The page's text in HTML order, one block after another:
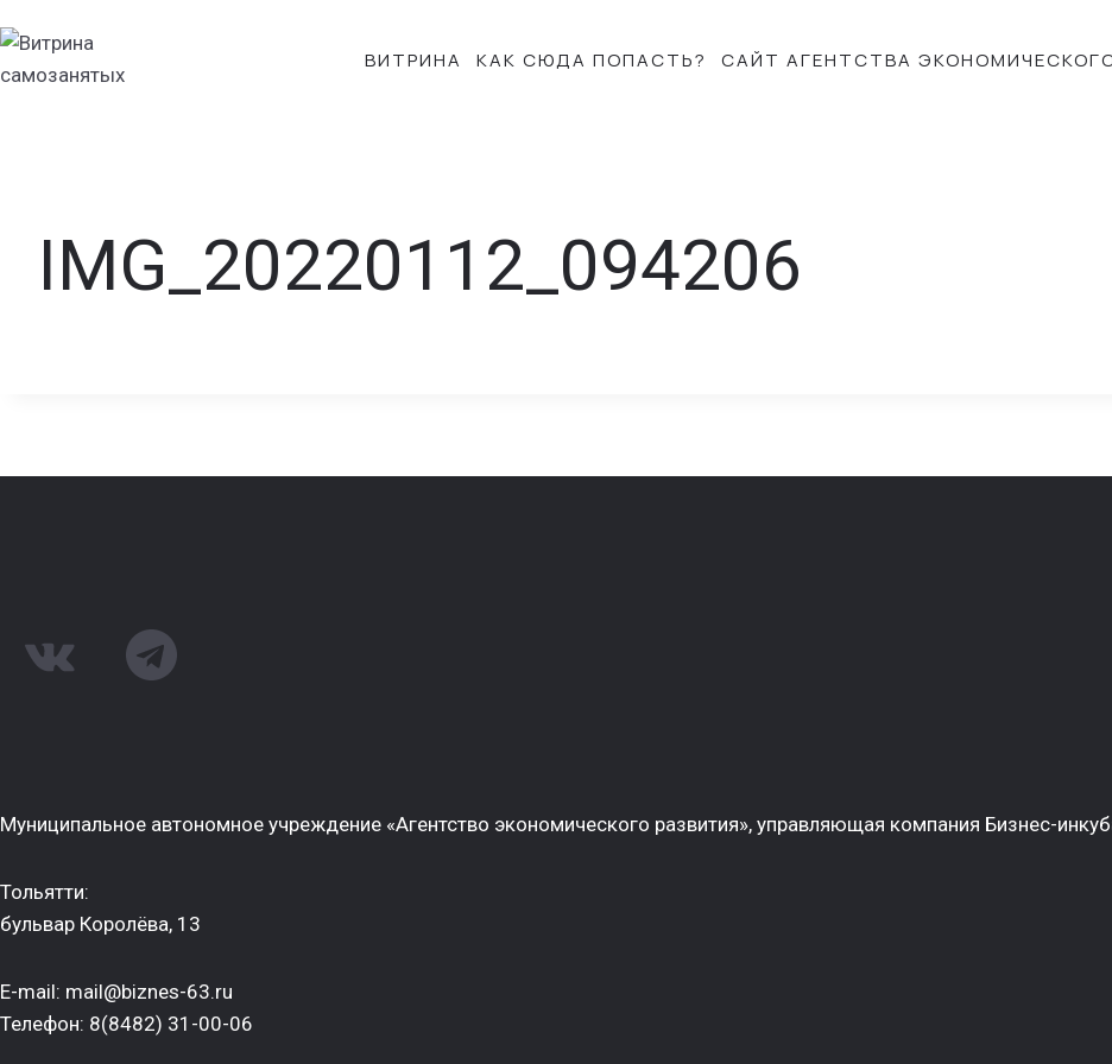
к
содержанию
ВИТРИНА КАК СЮДА ПОПАСТЬ? САЙТ АГЕНТСТВА
IMG_20220112_094206
Муниципальное автономное учреждение «Агентство экономического развития», управляющая компания Бизнес-
Тольятти:
бульвар Королёва, 13
E-mail: mail@biznes-63.ru
Телефон: 8(8482) 31-00-06